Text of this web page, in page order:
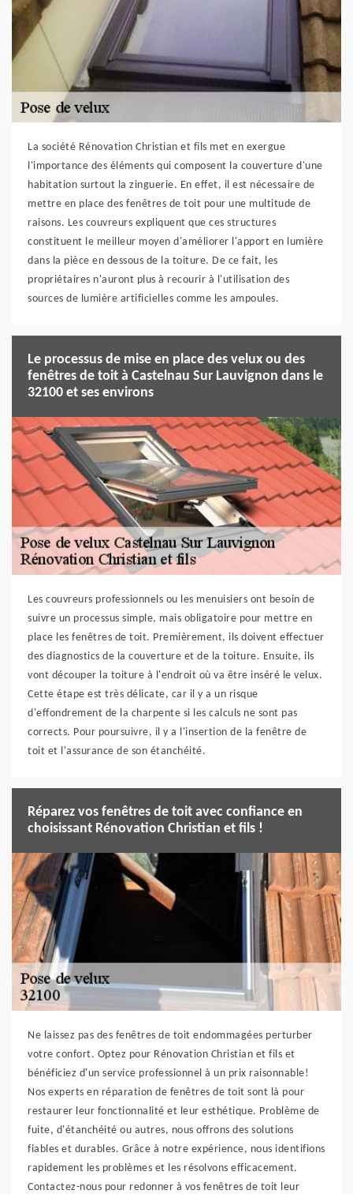
La société Rénovation Christian et fils met en exergue
l'importance des éléments qui composent la couverture d'une
habitation surtout la zinguerie. En effet, il est nécessaire de
mettre en place des fenêtres de toit pour une multitude de
raisons. Les couvreurs expliquent que ces structures
constituent le meilleur moyen d'améliorer l'apport en lumière
dans la pièce en dessous de la toiture. De ce fait, les
propriétaires n'auront plus à recourir à l'utilisation des
sources de lumière artificielles comme les ampoules.
Le processus de mise en place des velux ou des
fenêtres de toit à Castelnau Sur Lauvignon dans le
32100 et ses environs
Les couvreurs professionnels ou les menuisiers ont besoin de
suivre un processus simple, mais obligatoire pour mettre en
place les fenêtres de toit. Premièrement, ils doivent effectuer
des diagnostics de la couverture et de la toiture. Ensuite, ils
vont découper la toiture à l'endroit où va être inséré le velux.
Cette étape est très délicate, car il y a un risque
d'effondrement de la charpente si les calculs ne sont pas
corrects. Pour poursuivre, il y a l'insertion de la fenêtre de
toit et l'assurance de son étanchéité.
Réparez vos fenêtres de toit avec confiance en
choisissant Rénovation Christian et fils !
Ne laissez pas des fenêtres de toit endommagées perturber
votre confort. Optez pour Rénovation Christian et fils et
bénéficiez d'un service professionnel à un prix raisonnable!
Nos experts en réparation de fenêtres de toit sont là pour
restaurer leur fonctionnalité et leur esthétique. Problème de
fuite, d'étanchéité ou autres, nous offrons des solutions
fiables et durables. Grâce à notre expérience, nous identifions
rapidement les problèmes et les résolvons efficacement.
Contactez-nous pour redonner à vos fenêtres de toit leur